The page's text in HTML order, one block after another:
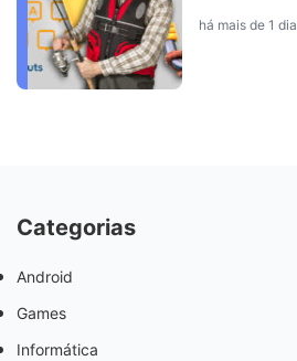
há mais de 1 dia
Categorias
Android
Games
Informática